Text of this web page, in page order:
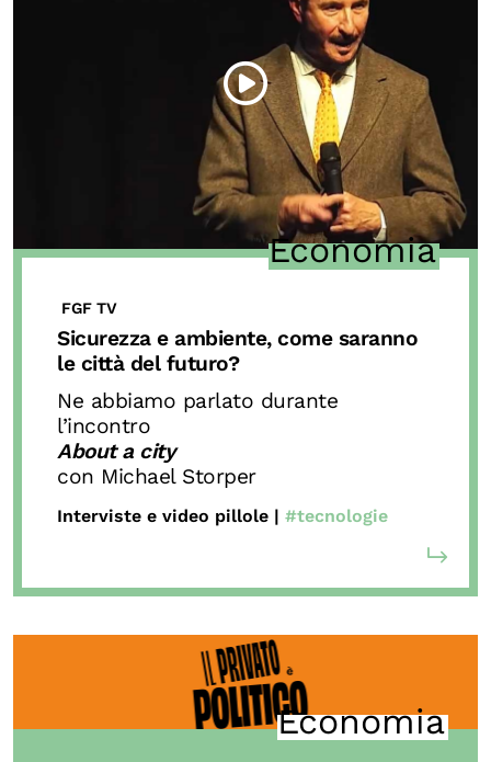
Economia
FGF TV
Sicurezza e ambiente, come saranno
le città del futuro?
Ne abbiamo parlato durante
l’incontro
About a city
con Michael Storper
Interviste e video pillole | #tecnologie
Economia